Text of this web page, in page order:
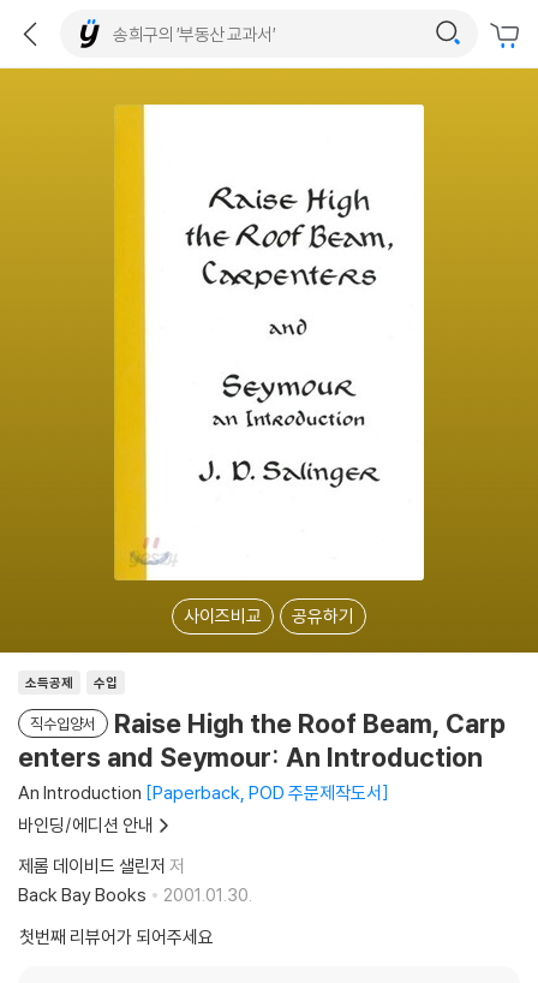
사이즈비교 공유하기
소득공제 수입
직수입양서
Raise High the Roof Beam, Carp
enters and Seymour: An Introduction
An Introduction Paperback, POD 주문제작도서
바인딩/에디션 안내
제롬 데이비드 샐린저 저
Back Bay Books
2001.01.30.
첫번째 리뷰어가 되어주세요